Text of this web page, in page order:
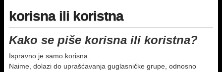
korisna ili koristna
Kako se piše korisna ili koristna?
Ispravno je samo korisna.
Naime, dolazi do uprašćavanja guglasničke grupe, odnosno